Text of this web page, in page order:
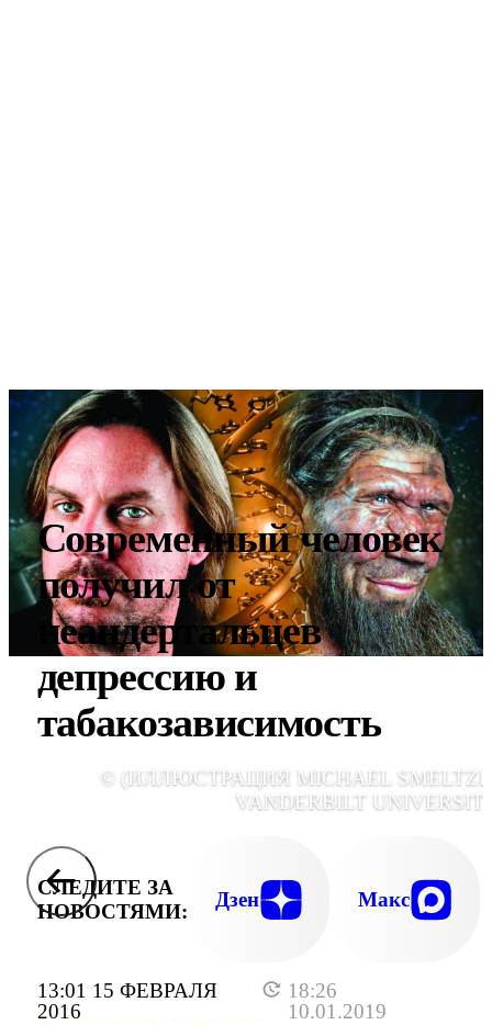
13:01 15 ФЕВРАЛЯ
2016
18:26
10.01.2019
Современный человек
получил от
неандертальцев
депрессию и
табакозависимость
© (ИЛЛЮСТРАЦИЯ MICHAEL
VANDERBILT
СЛЕДИТЕ ЗА
НОВОСТЯМИ:
Дзен Макс